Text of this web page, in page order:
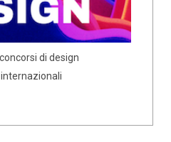
di design